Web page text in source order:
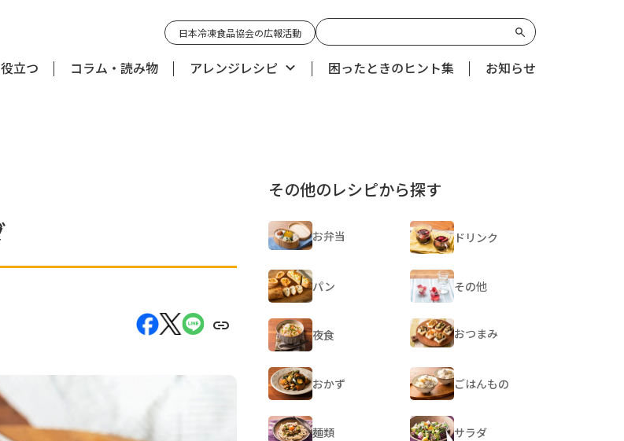
日本冷凍食品協会の広報活動
立つ コラム・読み物 アレンジレシピ 困ったときのヒント集 お知らせ
その他のレシピから探す
お弁当 ドリンク
パン その他
夜食 おつまみ
おかず ごはんもの
麺類 サラダ